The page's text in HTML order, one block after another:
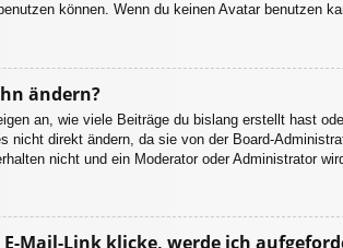
können. Wenn du keinen Avatar benutzen
ändern?
an, wie viele Beiträge du bislang erstellt hast
nicht direkt ändern, da sie von der Board-
nicht und ein Moderator oder Administrator
Mail-Link klicke, werde ich